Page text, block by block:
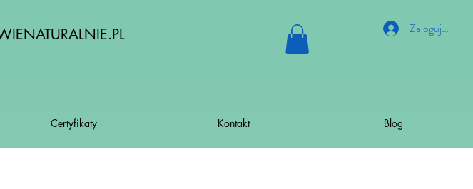
Zaloguj się
Certyfikaty Kontakt Blog